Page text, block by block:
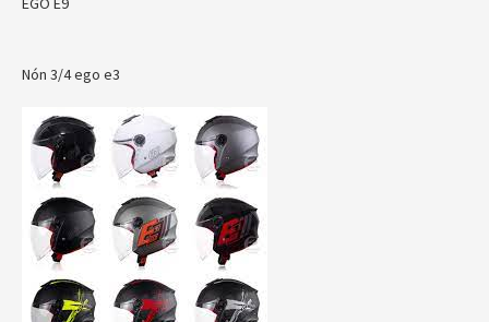
Nón 3/4 ego e3